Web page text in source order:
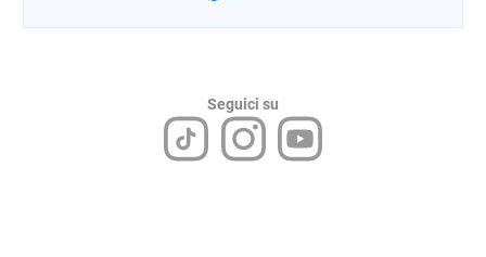
Seguici su